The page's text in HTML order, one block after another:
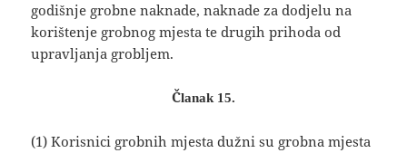
godišnje grobne naknade, naknade za dodjelu na
korištenje grobnog mjesta te drugih prihoda od
upravljanja grobljem.
Članak 15.
(1) Korisnici grobnih mjesta dužni su grobna mjesta